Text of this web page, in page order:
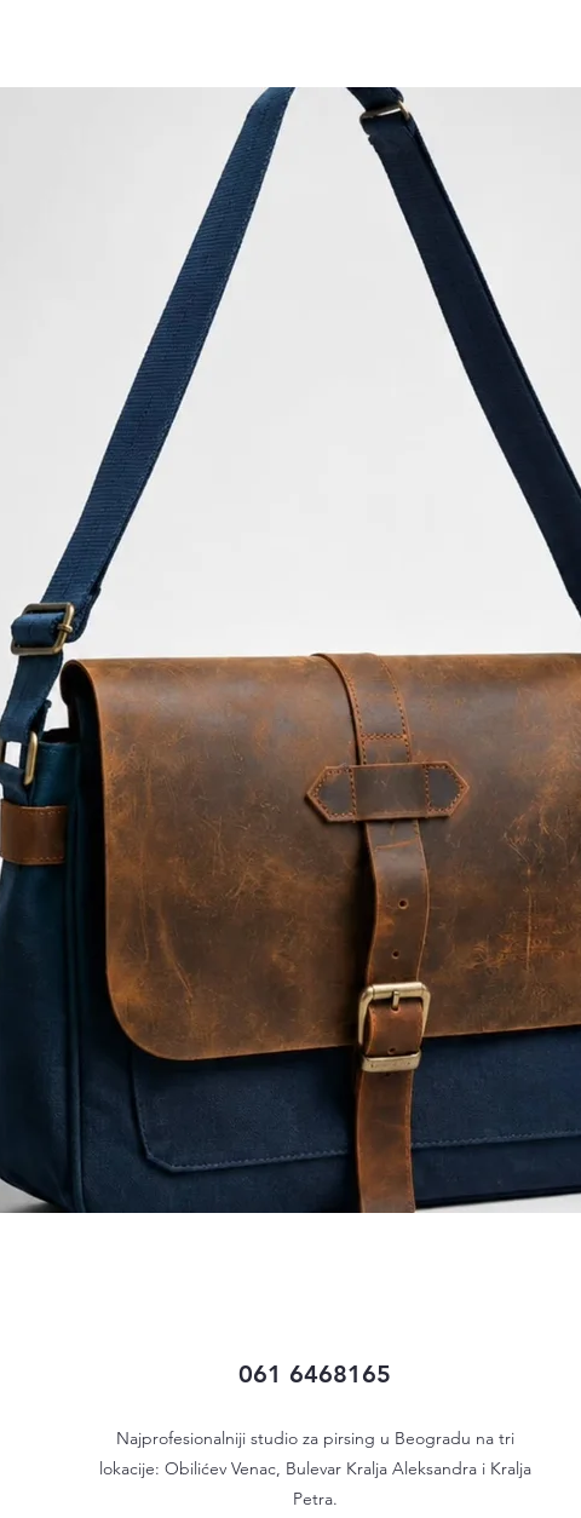
061 6468165
Najprofesionalniji studio za pirsing u Beogradu na tri
lokacije: Obilićev Venac, Bulevar Kralja Aleksandra i Kralja
Petra.